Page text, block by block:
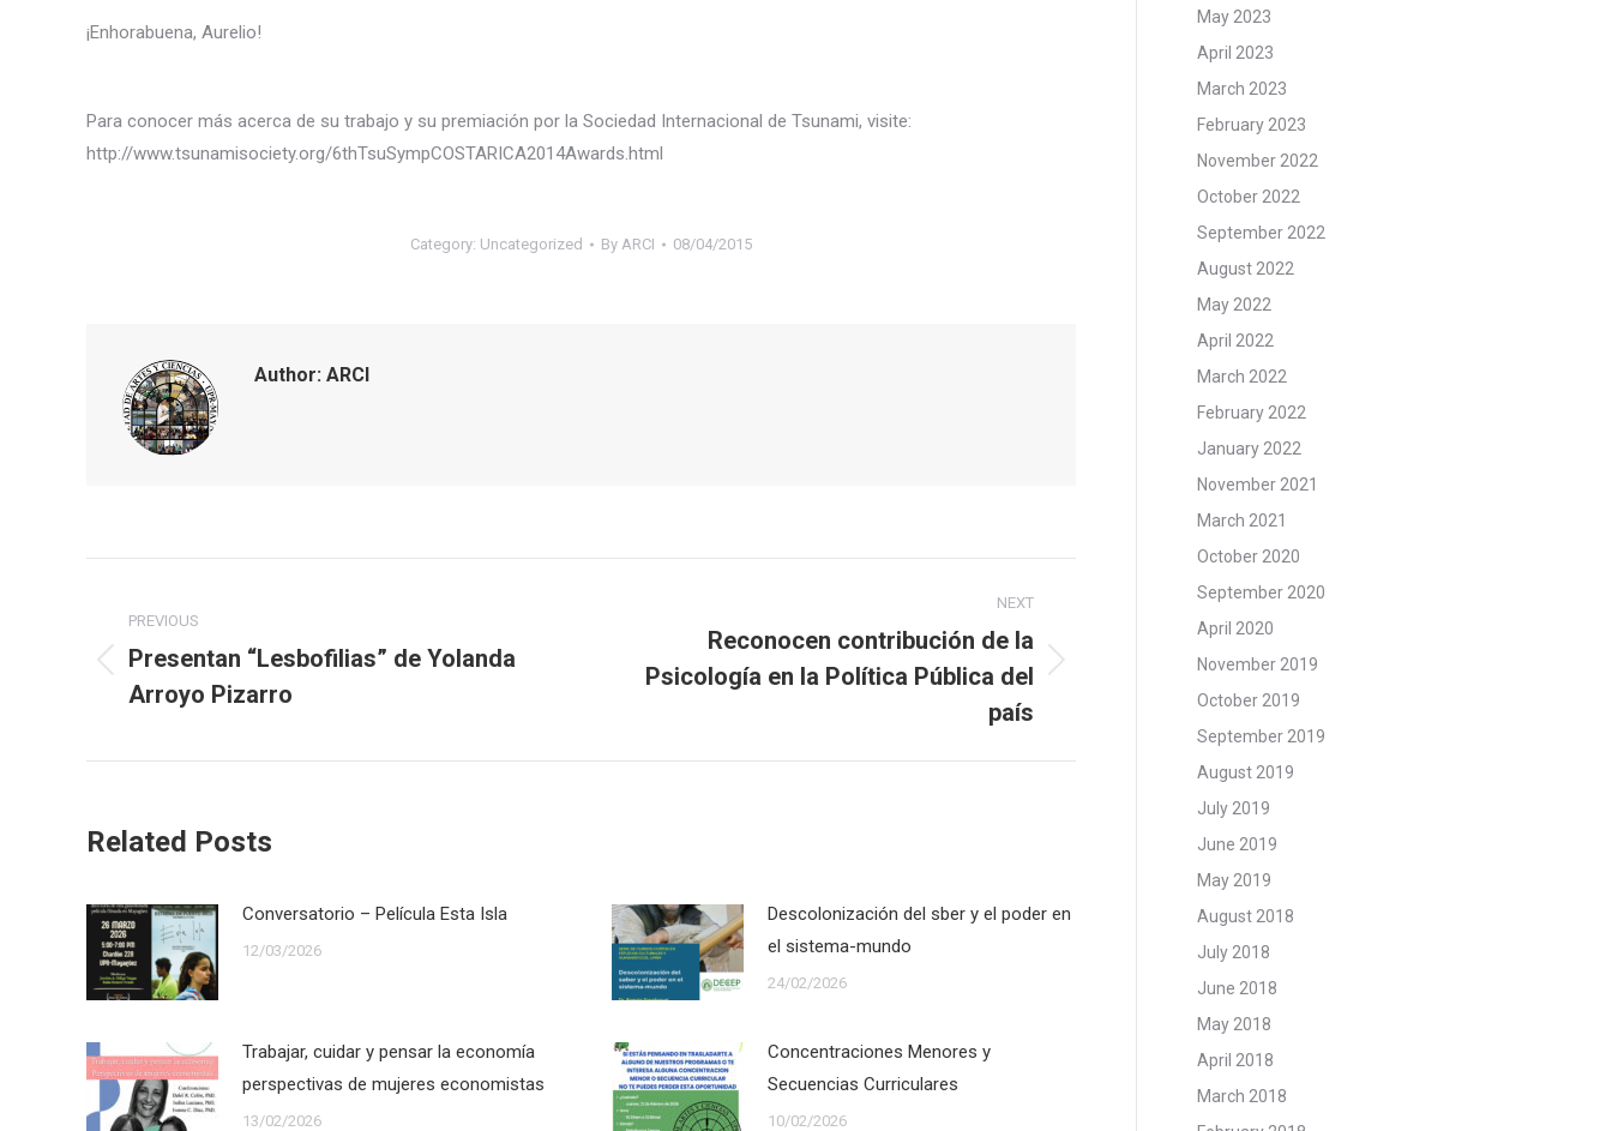
¡Enhorabuena, Aurelio!
Para conocer más acerca de su trabajo y su premiación por la Sociedad Internacional de Tsunami, visite:
http://www.tsunamisociety.org/6thTsuSympCOSTARICA2014Awards.html
Category: Uncategorized By ARCI 08/04/2015
Author: ARCI
navigation
PREVIOUS
Previous
post:
Presentan “Lesbofilias” de Yolanda
Arroyo Pizarro
NEXT
Next
Reconocen contribución de la
Psicología en la Política Pública del
país
Related Posts
Conversatorio – Película Esta Isla
12/03/2026
Descolonización del sber y el poder en
el sistema-mundo
24/02/2026
Trabajar, cuidar y pensar la economía
perspectivas de mujeres economistas
13/02/2026
Concentraciones Menores y
Secuencias Curriculares
10/02/2026
May 2023
April 2023
March 2023
February 2023
November 2022
October 2022
September 2022
August 2022
May 2022
April 2022
March 2022
February 2022
January 2022
November 2021
March 2021
October 2020
September 2020
April 2020
November 2019
October 2019
September 2019
August 2019
July 2019
June 2019
May 2019
August 2018
July 2018
June 2018
May 2018
April 2018
March 2018